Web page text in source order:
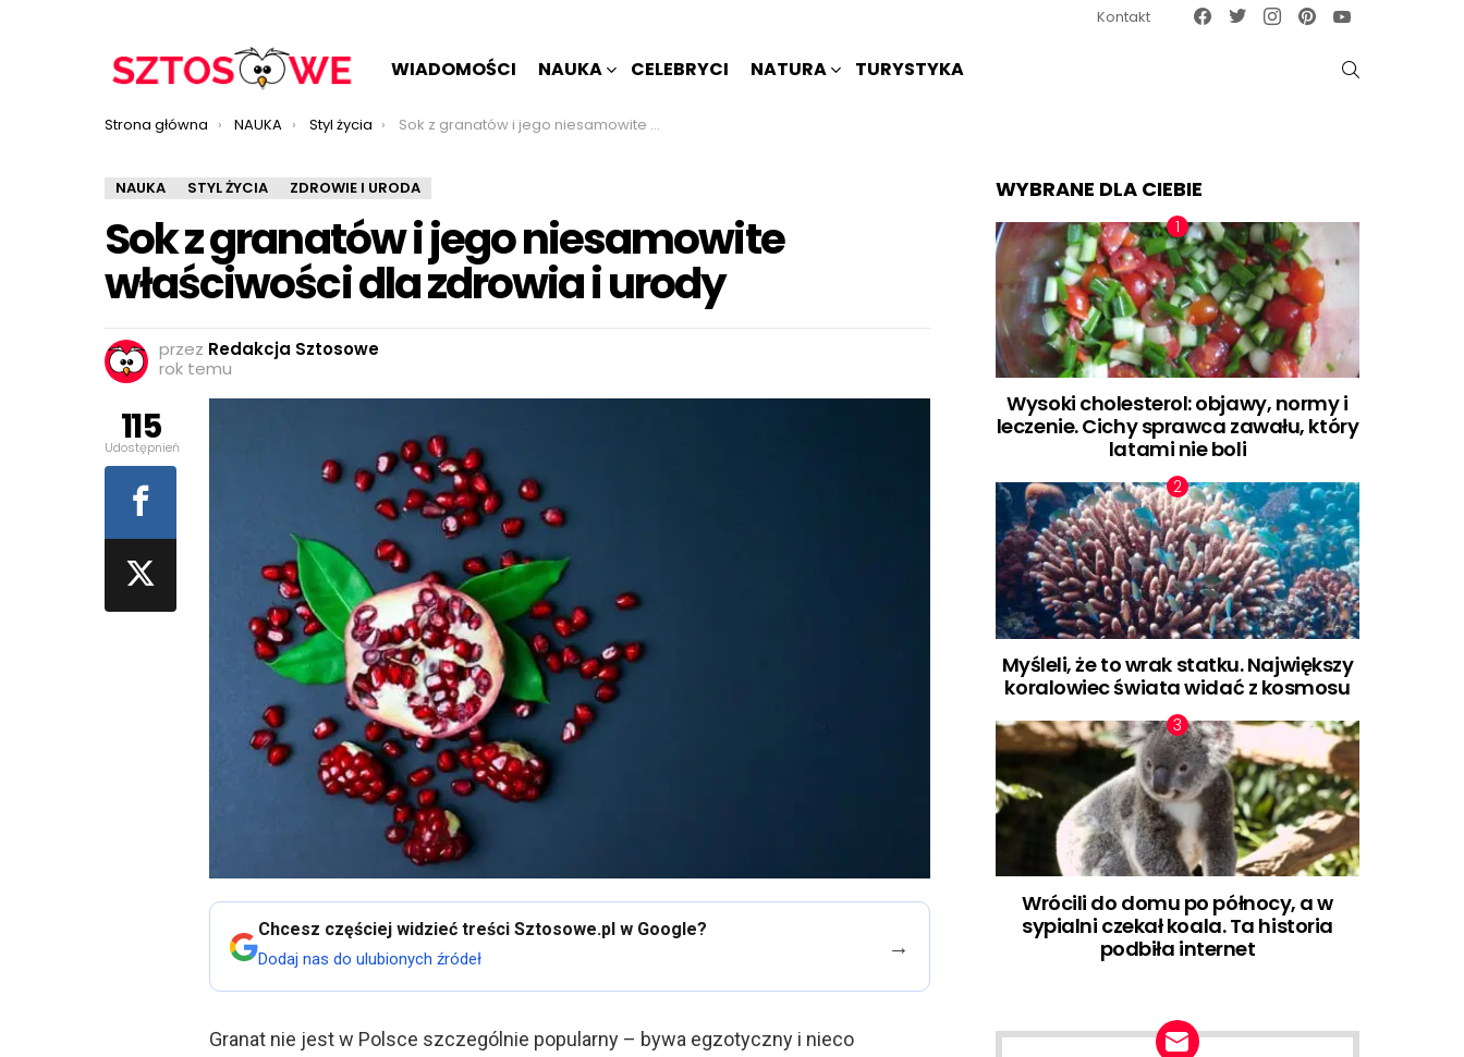
Kontakt Facebook
TwitterInstagram
WIADOMOŚCI NAUKA CELEBRYCI NATURA TURYSTYKA
Jesteś tutaj:
Strona główna NAUKA Styl życia Sok z granatów i jego niesamowite właściwości dla zdrowia i urody
NAUKA STYL ŻYCIA ZDROWIE I URODA
Sok z granatów i jego niesamowite
właściwości dla zdrowia i urody
przez Redakcja Sztosowe
rok temu
Chcesz częściej widzieć treści Sztosowe.pl w Google?
Dodaj nas do ulubionych źródeł →
Granat nie jest w Polsce szczególnie popularny – bywa egzotyczny i nieco
115
Udostępnień
WYBRANE DLA CIEBIE
Wysoki cholesterol: objawy, normy i
leczenie. Cichy sprawca zawału, który
latami nie boli
Myśleli, że to wrak statku. Największy
koralowiec świata widać z kosmosu
Wrócili do domu po północy, a w
sypialni czekał koala. Ta historia
podbiła internet